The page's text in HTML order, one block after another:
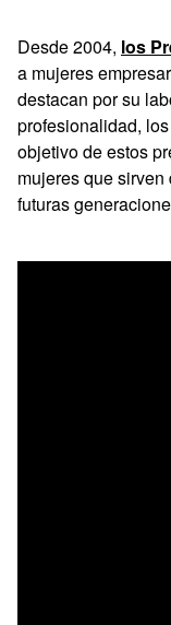
Desde 2004, los
a mujeres
destacan por su
profesionalidad,
objetivo de estos
mujeres que
futuras